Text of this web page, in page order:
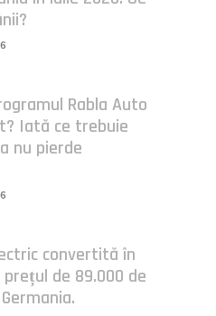
Rabla Auto
Iată ce trebuie
nu pierde
convertită în
de 89.000 de